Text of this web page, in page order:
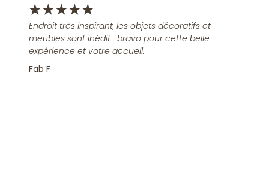
★★★★★
Endroit très inspirant, les objets décoratifs et
meubles sont inédit -bravo pour cette belle
expérience et votre accueil.
Fab F